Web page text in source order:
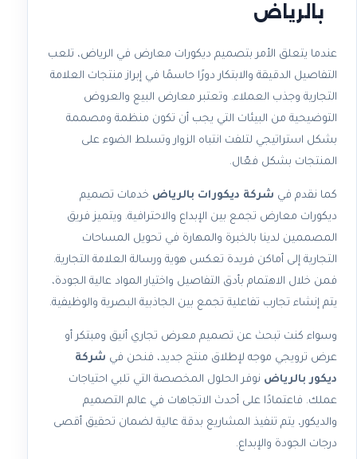
بالرياض
عندما يتعلق الأمر بتصميم ديكورات معارض في الرياض، تلعب
التفاصيل الدقيقة والابتكار دورًا حاسمًا في إبراز منتجات العلامة
التجارية وجذب العملاء. وتعتبر معارض البيع والعروض
التوضيحية من البيئات التي يجب أن تكون منظمة ومصممة
بشكل استراتيجي لتلفت انتباه الزوار وتسلط الضوء على
المنتجات بشكل فعّال.
كما نقدم في شركة ديكورات بالرياض خدمات تصميم
ديكورات معارض تجمع بين الإبداع والاحترافية. ويتميز فريق
المصممين لدينا بالخبرة والمهارة في تحويل المساحات
التجارية إلى أماكن فريدة تعكس هوية ورسالة العلامة التجارية.
فمن خلال الاهتمام بأدق التفاصيل واختيار المواد عالية الجودة،
يتم إنشاء تجارب تفاعلية تجمع بين الجاذبية البصرية والوظيفية.
وسواء كنت تبحث عن تصميم معرض تجاري أنيق ومبتكر أو
عرض ترويجي موجه لإطلاق منتج جديد، فنحن في شركة
ديكور بالرياض نوفر الحلول المخصصة التي تلبي احتياجات
عملك. فاعتمادًا على أحدث الاتجاهات في عالم التصميم
والديكور، يتم تنفيذ المشاريع بدقة عالية لضمان تحقيق أقصى
درجات الجودة والإبداع.